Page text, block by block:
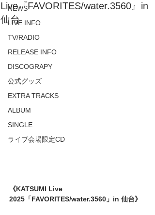
NEWS
LIVE INFO
TV/RADIO
RELEASE INFO
DISCOGRAPY
公式グッズ
EXTRA TRACKS
ALBUM
SINGLE
ライブ会場限定CD
Live『FAVORITES/water.3560』in
仙台
《KATSUMI Live
2025「FAVORITES/water.3560」in 仙台》